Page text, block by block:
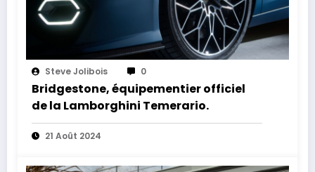
Steve Jolibois 0
Bridgestone, équipementier officiel
de la Lamborghini Temerario.
21 Août 2024